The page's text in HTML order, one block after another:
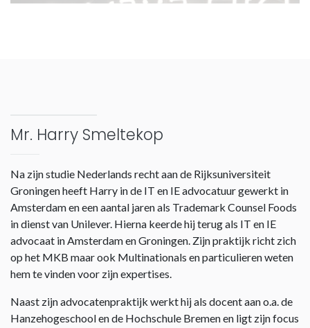
Mr. Harry Smeltekop
Na zijn studie Nederlands recht aan de Rijksuniversiteit
Groningen heeft Harry in de IT en IE advocatuur gewerkt in
Amsterdam en een aantal jaren als Trademark Counsel Foods
in dienst van Unilever. Hierna keerde hij terug als IT en IE
advocaat in Amsterdam en Groningen. Zijn praktijk richt zich
op het MKB maar ook Multinationals en particulieren weten
hem te vinden voor zijn expertises.
Naast zijn advocatenpraktijk werkt hij als docent aan o.a. de
Hanzehogeschool en de Hochschule Bremen en ligt zijn focus